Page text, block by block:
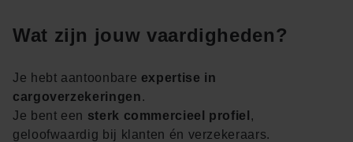
Wat zijn jouw vaardigheden?
Je hebt aantoonbare expertise in
cargoverzekeringen.
Je bent een sterk commercieel profiel ,
geloofwaardig bij klanten én verzekeraars.